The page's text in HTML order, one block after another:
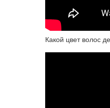
Какой цвет волос